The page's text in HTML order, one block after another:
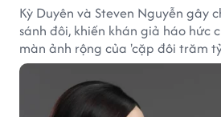
Kỳ Duyên và Steven Nguyễn gây
sánh đôi, khiến khán giả háo hức
màn ảnh rộng của 'cặp đôi trăm